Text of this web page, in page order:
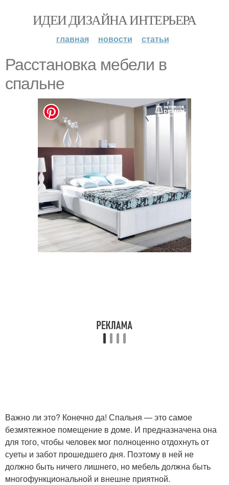
ИДЕИ ДИЗАЙНА ИНТЕРЬЕРА
главная новости статьи
Расстановка мебели в
спальне
Важно ли это? Конечно да! Спальня — это самое
безмятежное помещение в доме. И предназначена она
для того, чтобы человек мог полноценно отдохнуть от
суеты и забот прошедшего дня. Поэтому в ней не
должно быть ничего лишнего, но мебель должна быть
многофункциональной и внешне приятной.